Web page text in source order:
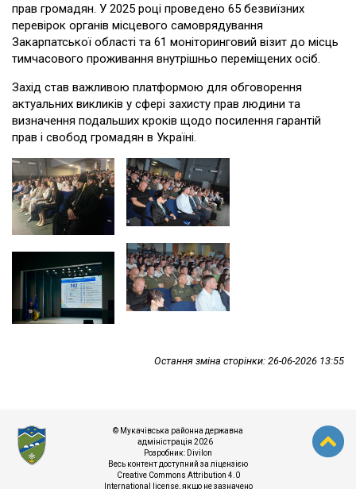
прав громадян. У 2025 році проведено 65 безвиїзних
перевірок органів місцевого самоврядування
Закарпатської області та 61 моніторинговий візит до місць
тимчасового проживання внутрішньо переміщених осіб.
Захід став важливою платформою для обговорення
актуальних викликів у сфері захисту прав людини та
визначення подальших кроків щодо посилення гарантій
прав і свобод громадян в Україні.
Остання зміна сторінки: 26-06-2026 13:55
© Мукачівська районна державна
адміністрація 2026
Розробник: Divilon
Весь контент доступний за ліцензією
Creative Commons Attribution 4.0
International license, якщо не зазначено